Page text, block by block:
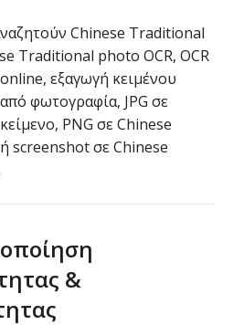
Chinese Traditional
Traditional photo OCR, OCR
εξαγωγή κειμένου
φωτογραφία, JPG σε
PNG σε Chinese
screenshot σε Chinese
&